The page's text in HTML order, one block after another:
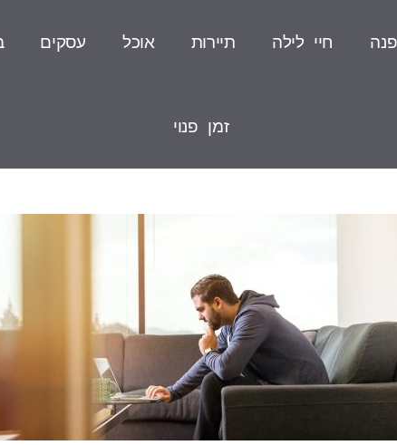
חיי לילה תיירות אוכל עסקים
זמן פנוי